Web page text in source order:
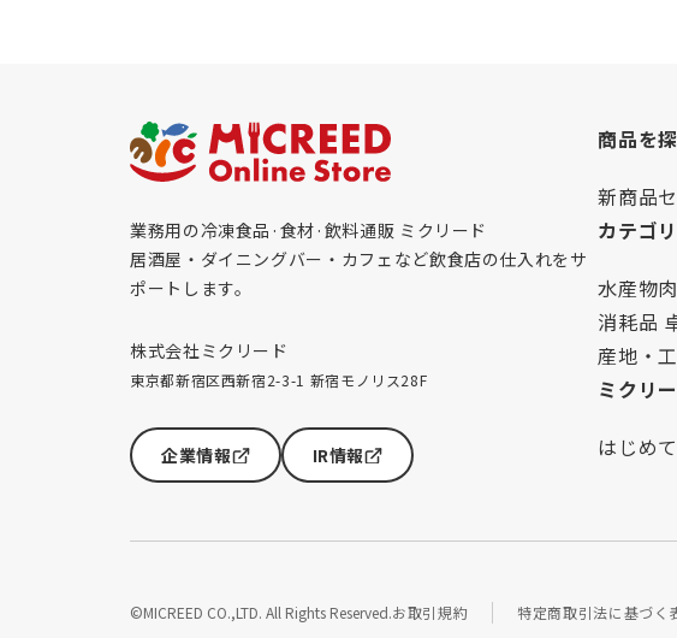
業務用の冷凍食品·食材·飲料通販 ミクリード
居酒屋・ダイニングバー・カフェなど飲食店の仕入れをサ
ポートします。
株式会社ミクリード
東京都新宿区西新宿2-3-1 新宿モノリス28F
企業情報 IR情報
商品を
新商品
カテゴ
水産物
消耗品
産地・
ミクリ
はじめ
©MICREED CO.,LTD. All Rights Reserved.お取引規約 特定商取引法に基づく